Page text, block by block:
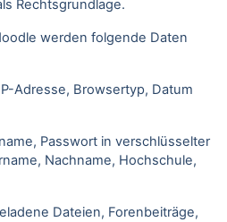
Rechtsgrundlage.
werden folgende Daten
Adresse, Browsertyp, Datum
Passwort in verschlüsselter
Nachname, Hochschule,
Dateien, Forenbeiträge,